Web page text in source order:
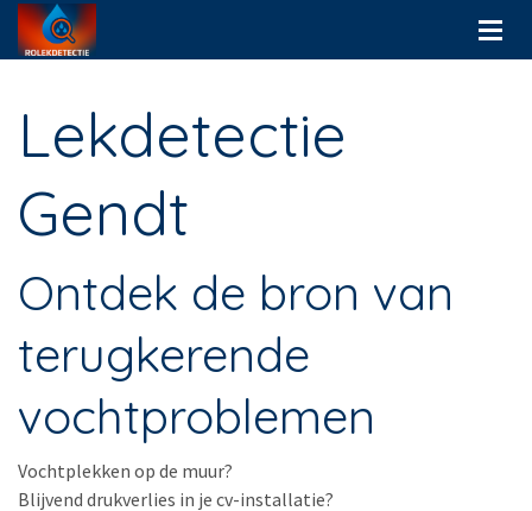
Lekdetectie
Gendt
Ontdek de bron van
terugkerende
vochtproblemen
Vochtplekken op de muur?
Blijvend drukverlies in je cv-installatie?